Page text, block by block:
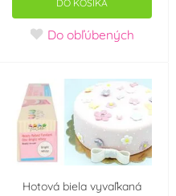
DO KOŠÍKA
Do obľúbených
Hotová biela vyvaľkaná